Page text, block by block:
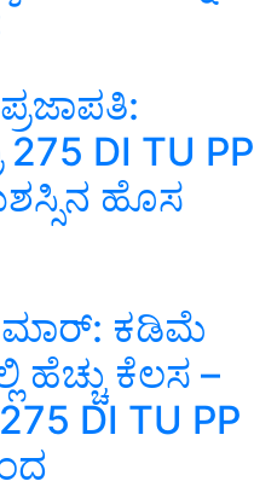
DI TU PP
ಹೊಸ
ಕಡಿಮೆ
ಕೆಲಸ –
DI TU PP